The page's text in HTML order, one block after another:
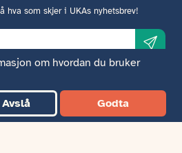
hva som skjer i UKAs nyhetsbrev!
om hvordan du bruker
Avslå Godta